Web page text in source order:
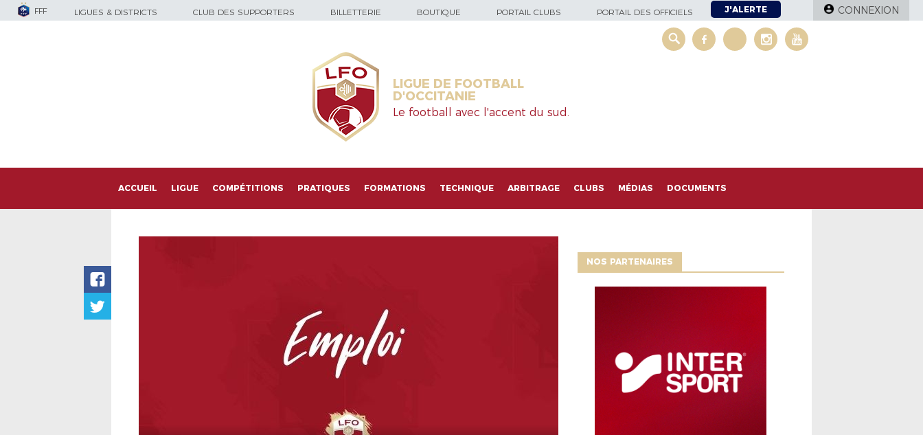
FFF LIGUES & DISTRICTS CLUB DES SUPPORTERS BILLETTERIE BOUTIQUE PORTAIL CLUBS PORTAIL DES OFFICIELS J'ALERTE CONNEXION
LIGUE DE FOOTBALL
D'OCCITANIE
Le football avec l'accent du sud.
ACCUEIL LIGUE COMPÉTITIONS PRATIQUES FORMATIONS TECHNIQUE ARBITRAGE CLUBS MÉDIAS DOCUMENTS
NOS PARTENAIRES